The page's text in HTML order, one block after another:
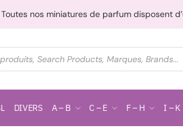
Toutes nos miniatures de parfum disposent
DIVERS A – B C – E F – H I – K